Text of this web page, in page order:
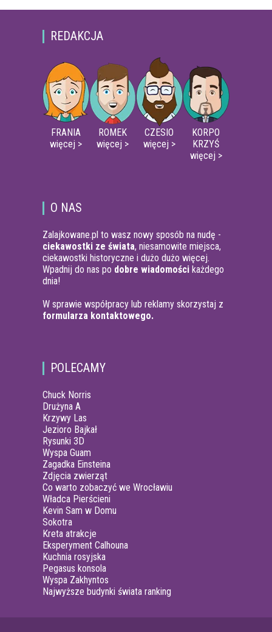
REDAKCJA
FRANIA
więcej >
ROMEK
więcej >
CZESIO
więcej >
KORPO
KRZYŚ
więcej >
O NAS
Zalajkowane.pl to wasz nowy sposób na nudę -
ciekawostki ze świata, niesamowite miejsca,
ciekawostki historyczne i dużo dużo więcej.
Wpadnij do nas po dobre wiadomości każdego
dnia!
W sprawie współpracy lub reklamy skorzystaj z
formularza kontaktowego.
POLECAMY
Chuck Norris
Drużyna A
Krzywy Las
Jezioro Bajkał
Rysunki 3D
Wyspa Guam
Zagadka Einsteina
Zdjęcia zwierząt
Co warto zobaczyć we Wrocławiu
Władca Pierścieni
Kevin Sam w Domu
Sokotra
Kreta atrakcje
Eksperyment Calhouna
Kuchnia rosyjska
Pegasus konsola
Wyspa Zakhyntos
Najwyższe budynki świata ranking